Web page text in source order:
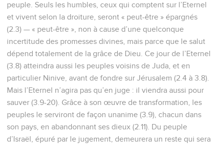
peuple. Seuls les humbles, ceux qui comptent sur l’Eternel
et vivent selon la droiture, seront « peut-être » épargnés
(2.3) — « peut-être », non à cause d’une quelconque
incertitude des promesses divines, mais parce que le salut
dépend totalement de la grâce de Dieu. Ce jour de l’Eternel
(3.8) atteindra aussi les peuples voisins de Juda, et en
particulier Ninive, avant de fondre sur Jérusalem (2.4 à 3.8).
Mais l’Eternel n’agira pas qu’en juge : il viendra aussi pour
sauver (3.9-20). Grâce à son œuvre de transformation, les
peuples le serviront de façon unanime (3.9), chacun dans
son pays, en abandonnant ses dieux (2.11). Du peuple
d’Israël, épuré par le jugement, demeurera un reste qui sera